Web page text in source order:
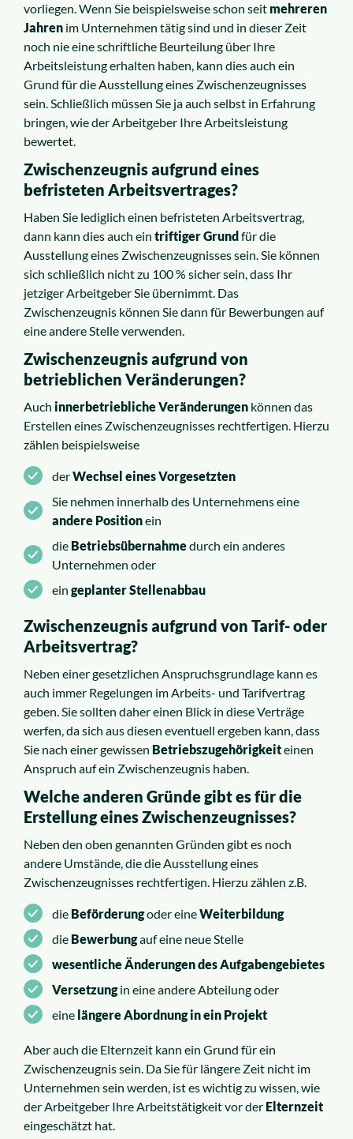
vorliegen. Wenn Sie beispielsweise schon seit mehreren
Jahren im Unternehmen tätig sind und in dieser Zeit
noch nie eine schriftliche Beurteilung über Ihre
Arbeitsleistung erhalten haben, kann dies auch ein
Grund für die Ausstellung eines Zwischenzeugnisses
sein. Schließlich müssen Sie ja auch selbst in Erfahrung
bringen, wie der Arbeitgeber Ihre Arbeitsleistung
bewertet.
Zwischenzeugnis aufgrund eines
befristeten Arbeitsvertrages?
Haben Sie lediglich einen befristeten Arbeitsvertrag,
dann kann dies auch ein triftiger Grund für die
Ausstellung eines Zwischenzeugnisses sein. Sie können
sich schließlich nicht zu 100 % sicher sein, dass Ihr
jetziger Arbeitgeber Sie übernimmt. Das
Zwischenzeugnis können Sie dann für Bewerbungen auf
eine andere Stelle verwenden.
Zwischenzeugnis aufgrund von
betrieblichen Veränderungen?
Auch innerbetriebliche Veränderungen können das
Erstellen eines Zwischenzeugnisses rechtfertigen. Hierzu
zählen beispielsweise
derWechsel eines Vorgesetzten
Sie nehmen innerhalb des Unternehmens eine
andere Positionein
die Betriebsübernahmedurch ein anderes
Unternehmen oder
ein geplanter Stellenabbau
Zwischenzeugnis aufgrund von Tarif- oder
Arbeitsvertrag?
Neben einer gesetzlichen Anspruchsgrundlage kann es
auch immer Regelungen im Arbeits- und Tarifvertrag
geben. Sie sollten daher einen Blick in diese Verträge
werfen, da sich aus diesen eventuell ergeben kann, dass
Sie nach einer gewissen Betriebszugehörigkeiteinen
Anspruch auf ein Zwischenzeugnis haben.
Welche anderen Gründe gibt es für die
Erstellung eines Zwischenzeugnisses?
Neben den oben genannten Gründen gibt es noch
andere Umstände, die die Ausstellung eines
Zwischenzeugnisses rechtfertigen. Hierzu zählen z.B.
die Beförderungoder eineWeiterbildung
die Bewerbungauf eine neue Stelle
wesentliche Änderungen des Aufgabengebietes
Versetzungin eine andere Abteilung oder
eine längere Abordnung in ein Projekt
Aber auch die Elternzeit kann ein Grund für ein
Zwischenzeugnis sein. Da Sie für längere Zeit nicht im
Unternehmen sein werden, ist es wichtig zu wissen, wie
der Arbeitgeber Ihre Arbeitstätigkeit vor der Elternzeit
eingeschätzt hat.